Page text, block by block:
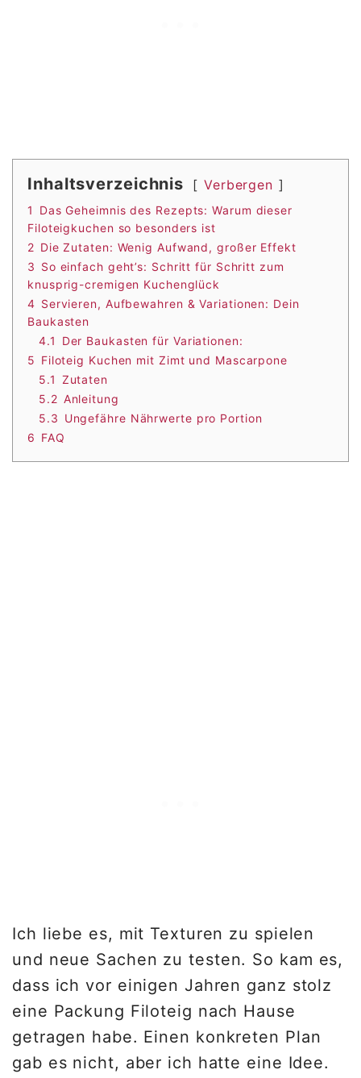
Inhaltsverzeichnis Verbergen
1
Das Geheimnis des Rezepts: Warum dieser
Filoteigkuchen so besonders ist
2 Die Zutaten: Wenig Aufwand, großer Effekt
3 So einfach geht’s: Schritt für Schritt zum
knusprig-cremigen Kuchenglück
4 Servieren, Aufbewahren & Variationen: Dein
Baukasten
4.1
Der Baukasten für Variationen:
5 Filoteig Kuchen mit Zimt und Mascarpone
5.1 Zutaten
5.2 Anleitung
5.3 Ungefähre Nährwerte pro Portion
6 FAQ
Ich liebe es, mit Texturen zu spielen
und neue Sachen zu testen. So kam es,
dass ich vor einigen Jahren ganz stolz
eine Packung Filoteig nach Hause
getragen habe. Einen konkreten Plan
gab es nicht, aber ich hatte eine Idee.